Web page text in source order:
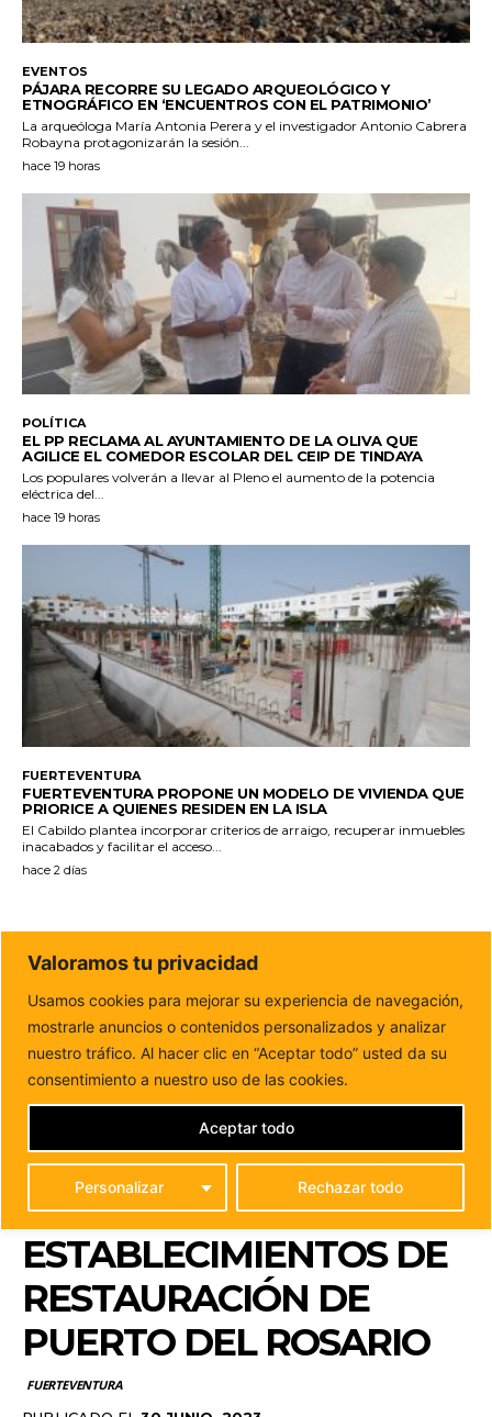
EVENTOS
PÁJARA RECORRE SU LEGADO ARQUEOLÓGICO Y
ETNOGRÁFICO EN ‘ENCUENTROS CON EL PATRIMONIO’
La arqueóloga María Antonia Perera y el investigador Antonio Cabrera
Robayna protagonizarán la sesión...
hace 19 horas
POLÍTICA
EL PP RECLAMA AL AYUNTAMIENTO DE LA OLIVA QUE
AGILICE EL COMEDOR ESCOLAR DEL CEIP DE TINDAYA
Los populares volverán a llevar al Pleno el aumento de la potencia
eléctrica del...
hace 19 horas
FUERTEVENTURA
FUERTEVENTURA PROPONE UN MODELO DE VIVIENDA QUE
PRIORICE A QUIENES RESIDEN EN LA ISLA
El Cabildo plantea incorporar criterios de arraigo, recuperar inmuebles
inacabados y facilitar el acceso...
hace 2 días